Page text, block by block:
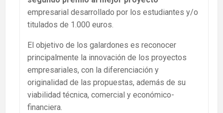
empresarial desarrollado por los estudiantes y/o
titulados de 1.000 euros.
El objetivo de los galardones es reconocer
principalmente la innovación de los proyectos
empresariales, con la diferenciación y
originalidad de las propuestas, además de su
viabilidad técnica, comercial y económico-
financiera.